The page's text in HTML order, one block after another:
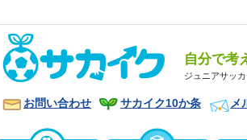
自分で考
ジュニアサッ
お問い合わせ サカイク10か条 メ